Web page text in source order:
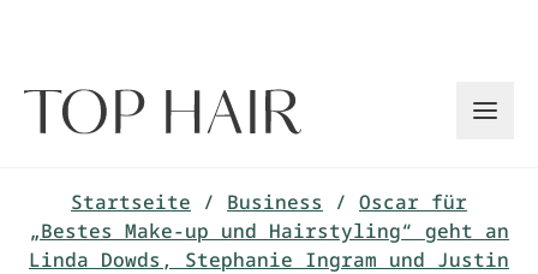
Startseite / Business / Oscar für
„Bestes Make-up und Hairstyling“ geht an
Linda Dowds, Stephanie Ingram und Justin